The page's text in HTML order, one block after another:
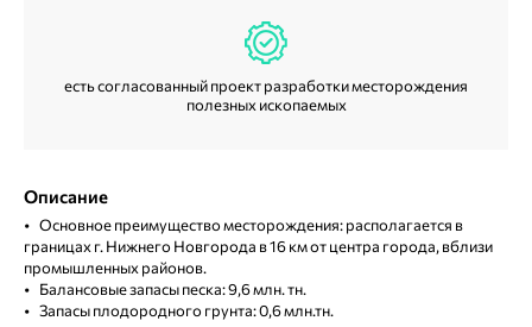
есть согласованный проект разработки месторождения
полезных ископаемых
Описание
• Основное преимущество месторождения: располагается в
границах г. Нижнего Новгорода в 16 км от центра города, вблизи
промышленных районов.
• Балансовые запасы песка: 9,6 млн. тн.
• Запасы плодородного грунта: 0,6 млн.тн.